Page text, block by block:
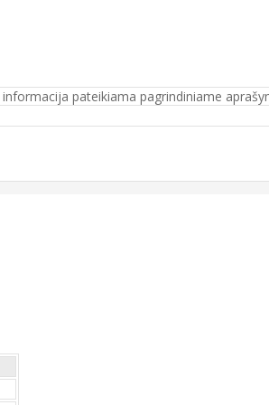
pateikiama pagrindiniame